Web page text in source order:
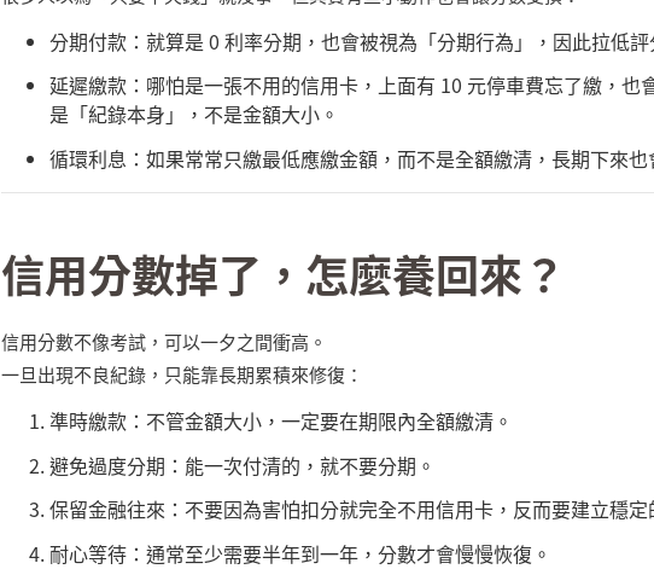
分期付款：就算是 0利率分期，也會被視為「分期行為」，因此拉低評
延遲繳款：哪怕是一張不用的信用卡，上面有 10 元停車費忘了繳，也
是「紀錄本身」，不是金額大小。
循環利息：如果常常只繳最低應繳金額，而不是全額繳清，長期下來也
信用分數掉了，怎麼養回來？
信用分數不像考試，可以一夕之間衝高。
一旦出現不良紀錄，只能靠長期累積來修復：
準時繳款：不管金額大小，一定要在期限內全額繳清。
避免過度分期：能一次付清的，就不要分期。
保留金融往來：不要因為害怕扣分就完全不用信用卡，反而要建立穩定
耐心等待：通常至少需要半年到一年，分數才會慢慢恢復。